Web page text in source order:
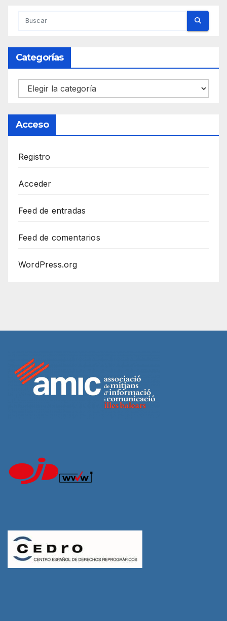
Categorías
Categorías
Acceso
Registro
Acceder
Feed de entradas
Feed de comentarios
WordPress.org